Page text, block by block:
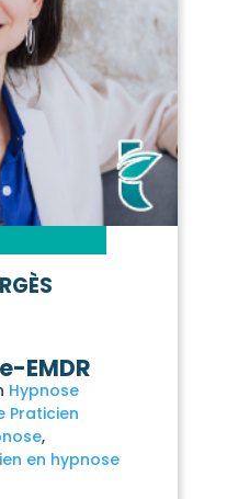
EMDR
Hypnose
Praticien
en hypnose